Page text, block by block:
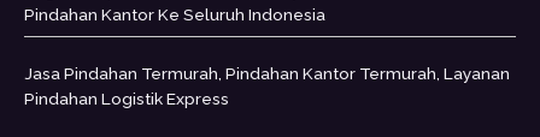
Pindahan Kantor Ke Seluruh Indonesia
Jasa Pindahan Termurah, Pindahan Kantor Termurah, Layanan
Pindahan Logistik Express